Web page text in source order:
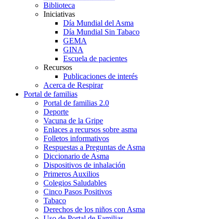
Biblioteca
Iniciativas
Día Mundial del Asma
Día Mundial Sin Tabaco
GEMA
GINA
Escuela de pacientes
Recursos
Publicaciones de interés
Acerca de Respirar
Portal de familias
Portal de familias 2.0
Deporte
Vacuna de la Gripe
Enlaces a recursos sobre asma
Folletos informativos
Respuestas a Preguntas de Asma
Diccionario de Asma
Dispositivos de inhalación
Primeros Auxilios
Colegios Saludables
Cinco Pasos Positivos
Tabaco
Derechos de los niños con Asma